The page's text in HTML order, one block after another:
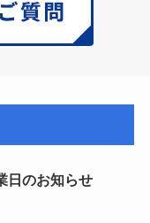
日のお知らせ